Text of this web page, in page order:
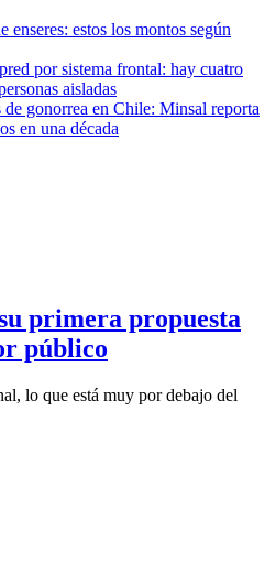
enseres: estos los montos según
por sistema frontal: hay cuatro
aisladas
de gonorrea en Chile: Minsal reporta
en una década
primera propuesta
público
lo que está muy por debajo del